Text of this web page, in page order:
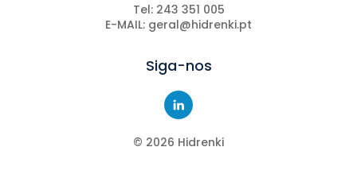
Tel: 243 351 005
E-MAIL: geral@hidrenki.pt
Siga-nos
© 2026 Hidrenki